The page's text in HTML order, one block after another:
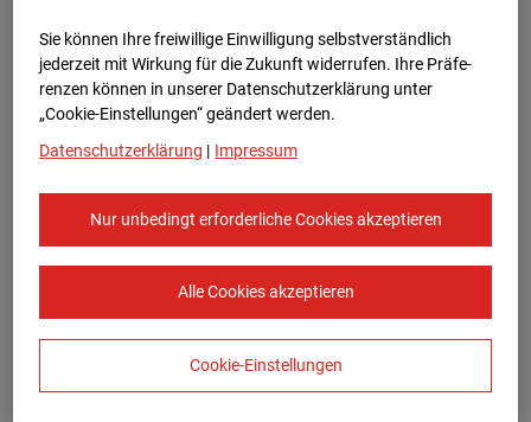
Europe/Berlin
Sie können Ihre freiwillige Einwilligung selbstverständlich
jederzeit mit Wirkung für die Zukunft widerrufen. Ihre Prä­fe­
renzen können in unserer Datenschutzerklärung unter
„Cookie-Einstellungen“ geändert werden.
Datenschutzerklärung | Impressum
Nur unbedingt erforderliche Cookies akzeptieren
Alle Cookies akzeptieren
Cookie-Einstellungen